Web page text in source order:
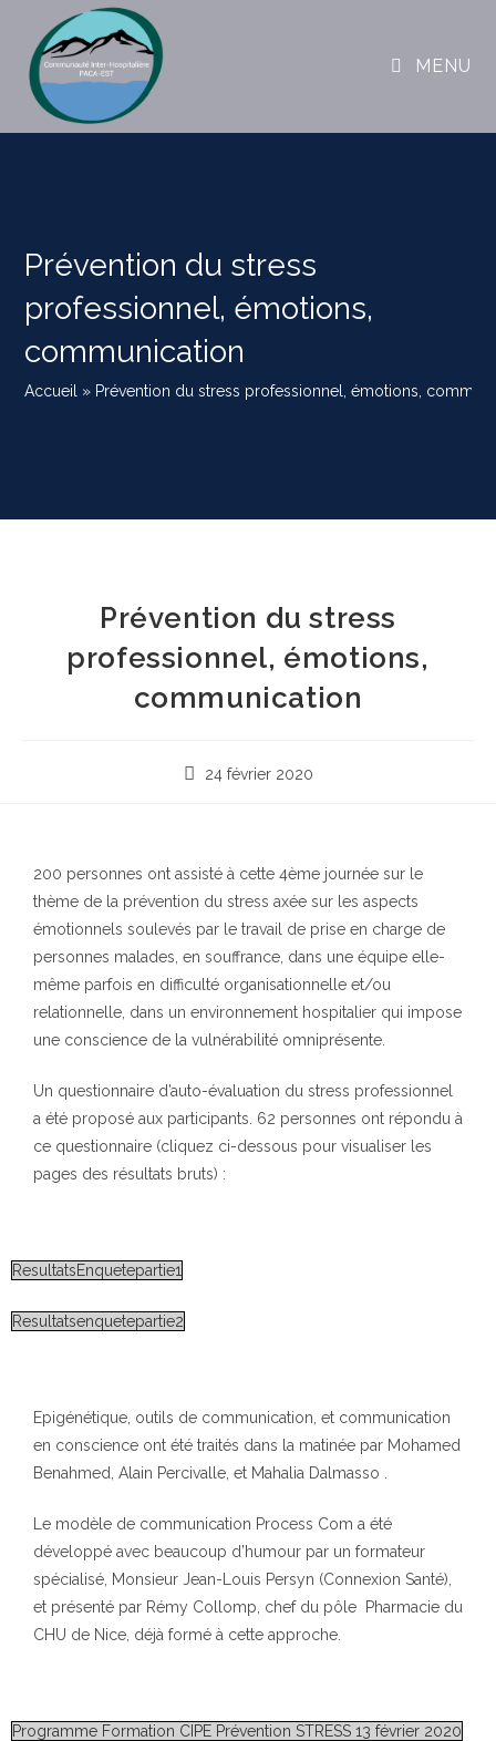
MENU
Prévention du stress
professionnel, émotions,
communication
Accueil » Prévention du stress professionnel, émotions,
Prévention du stress
professionnel, émotions,
communication
24 février 2020
200 personnes ont assisté à cette 4ème journée sur le
thème de la prévention du stress axée sur les aspects
émotionnels soulevés par le travail de prise en charge de
personnes malades, en souffrance, dans une équipe elle-
même parfois en difficulté organisationnelle et/ou
relationnelle, dans un environnement hospitalier qui impose
une conscience de la vulnérabilité omniprésente.
Un questionnaire d’auto-évaluation du stress professionnel
a été proposé aux participants. 62 personnes ont répondu à
ce questionnaire (cliquez ci-dessous pour visualiser les
pages des résultats bruts) :
ResultatsEnquetepartie1
Resultatsenquetepartie2
Epigénétique, outils de communication, et communication
en conscience ont été traités dans la matinée par Mohamed
Benahmed, Alain Percivalle, et Mahalia Dalmasso .
Le modèle de communication Process Com a été
développé avec beaucoup d’humour par un formateur
spécialisé, Monsieur Jean-Louis Persyn (Connexion Santé),
et présenté par Rémy Collomp, chef du pôle Pharmacie du
CHU de Nice, déjà formé à cette approche.
Programme Formation CIPE Prévention STRESS 13 février 2020